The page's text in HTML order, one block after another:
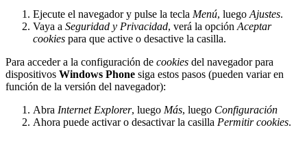
Ejecute el navegador y pulse la tecla Menú, luego Ajustes.
Vaya a Seguridad y Privacidad, verá la opción Aceptar
cookies para que active o desactive la casilla.
Para acceder a la configuración de cookies del navegador para
dispositivos Windows Phone siga estos pasos (pueden variar en
función de la versión del navegador):
Abra Internet Explorer, luego Más, luego Configuración
Ahora puede activar o desactivar la casilla Permitir cookies.